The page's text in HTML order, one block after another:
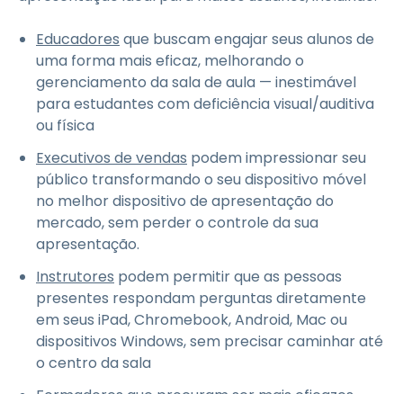
Educadores que buscam engajar seus alunos de
uma forma mais eficaz, melhorando o
gerenciamento da sala de aula — inestimável
para estudantes com deficiência visual/auditiva
ou física
Executivos de vendas podem impressionar seu
público transformando o seu dispositivo móvel
no melhor dispositivo de apresentação do
mercado, sem perder o controle da sua
apresentação.
Instrutores podem permitir que as pessoas
presentes respondam perguntas diretamente
em seus iPad, Chromebook, Android, Mac ou
dispositivos Windows, sem precisar caminhar até
o centro da sala